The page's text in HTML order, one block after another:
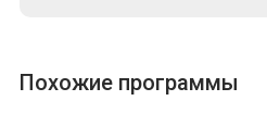
Похожие программы